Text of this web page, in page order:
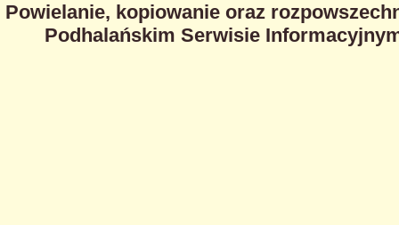
Powielanie, kopiowanie oraz
Podhalańskim Serwisie